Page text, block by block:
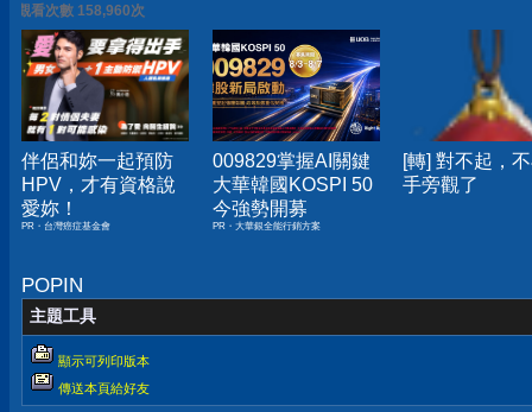
觀看次數 158,966次
伴侶和妳一起預防
HPV，才有資格說
愛妳！
PR・台灣癌症基金會
009829掌握AI關鍵
大華韓國KOSPI 50
今強勢開募
PR・大華銀全能行銷方案
[轉] 對不起，
手旁觀了
POPIN
主題工具
顯示可列印版本
傳送本頁給好友